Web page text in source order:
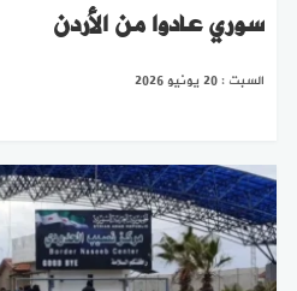
سوري ‏عادوا من الأردن
السبت : 20 يونيو 2026